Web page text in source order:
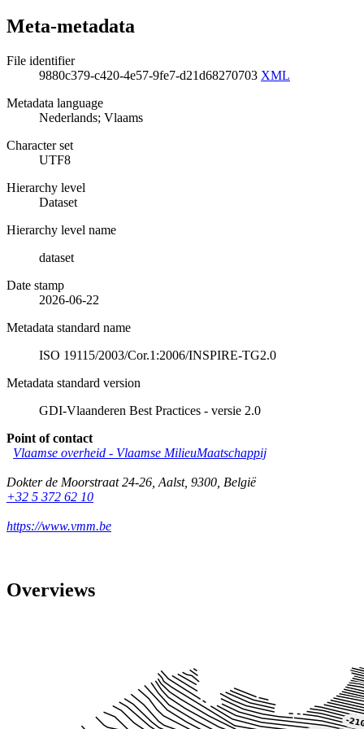
Meta-metadata
File identifier
9880c379-c420-4e57-9fe7-d21d68270703 XML
Metadata language
Nederlands; Vlaams
Character set
UTF8
Hierarchy level
Dataset
Hierarchy level name
dataset
Date stamp
2026-06-22
Metadata standard name
ISO 19115/2003/Cor.1:2006/INSPIRE-TG2.0
Metadata standard version
GDI-Vlaanderen Best Practices - versie 2.0
Point of contact
Vlaamse overheid - Vlaamse MilieuMaatschappij
Dokter de Moorstraat 24-26 Aalst, 9300 België
+32 5 372 62 10
https://www.vmm.be
Overviews